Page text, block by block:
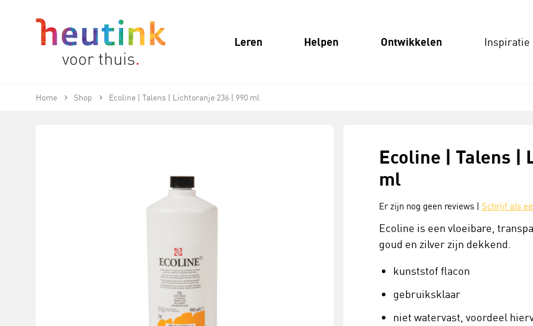
Leren Helpen Ontwikkelen Inspiratie
Home Shop Ecoline | Talens | Lichtoranje 236 | 990 ml
Ecoline | Talens |
ml
Er zijn nog geen reviews | Schrijf als
Ecoline is een vloeibare,
goud en zilver zijn dekkend.
kunststof flacon
gebruiksklaar
niet watervast, voordeel